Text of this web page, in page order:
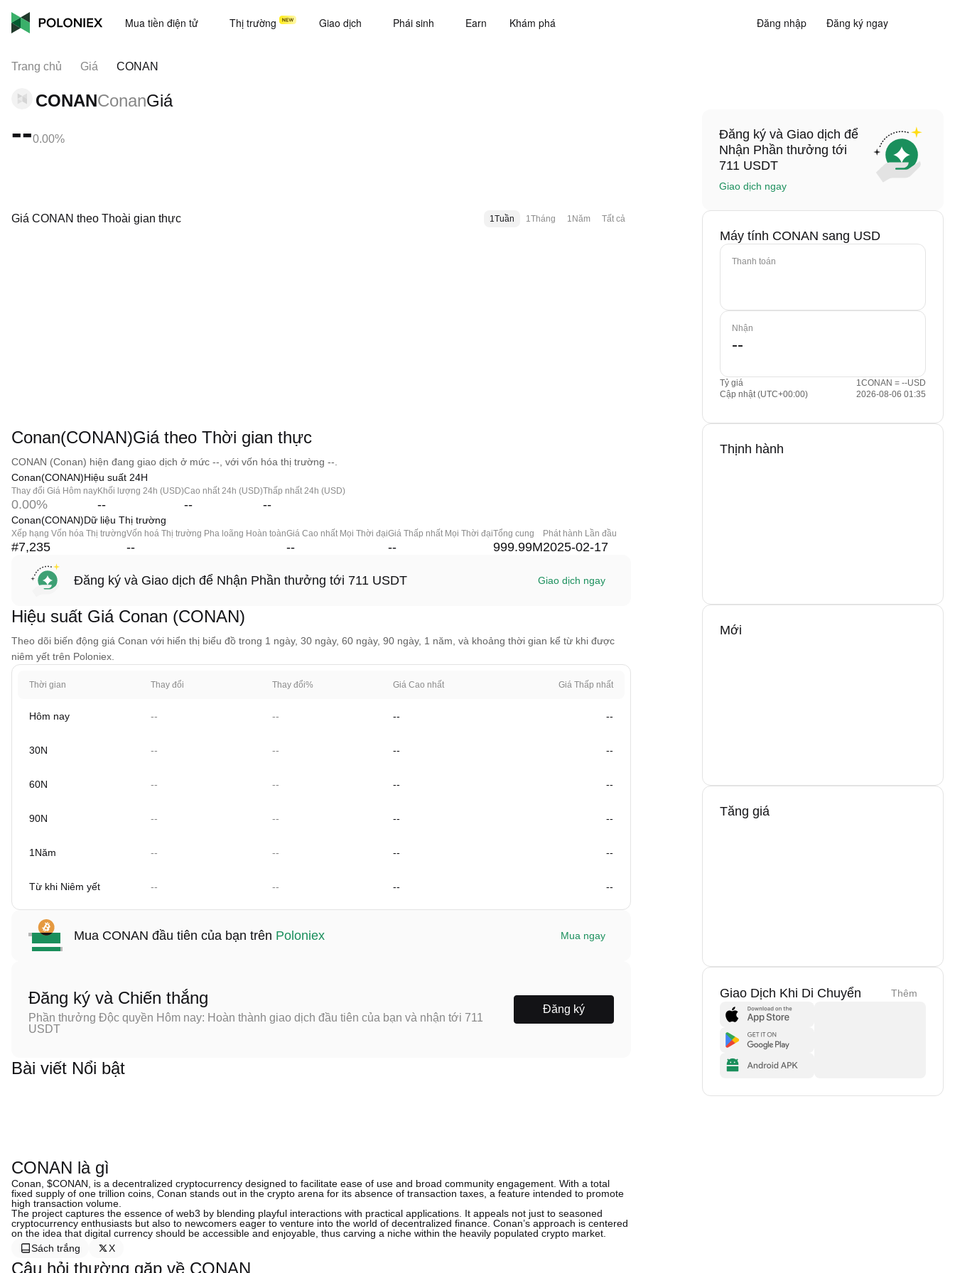
Mua tiền điện tử Thị trường Giao dịch Phái sinh Earn Khám phá Đăng nhập Đăng ký ngay
Trang chủ Giá CONAN
CONANConanGiá
--0.00%
Giá CONAN theo Thoài gian thực 1Tuần 1Tháng 1Năm Tất cả
Conan(CONAN)Giá theo Thời gian thực
CONAN (Conan) hiện đang giao dịch ở mức --, với vốn hóa thị trường --.
Conan(CONAN)Hiệu suất 24H
Thay đổi Giá Hôm nay
0.00%
Khối lượng 24h (USD)
--
Cao nhất 24h (USD)
--
Thấp nhất 24h (USD)
--
Conan(CONAN)Dữ liệu Thị trường
Xếp hạng Vốn hóa Thị trường
#7,235
Vốn hoá Thị trường Pha loãng Hoàn toàn
--
Giá Cao nhất Mọi Thời đại
--
Giá Thấp nhất Mọi Thời đại
--
Tổng cung
999.99M
Phát hành Lần đầu
2025-02-17
Đăng ký và Giao dịch để Nhận Phần thưởng tới 711 USDT Giao dịch ngay
Hiệu suất Giá Conan (CONAN)
Theo dõi biến động giá Conan với hiển thị biểu đồ trong 1 ngày, 30 ngày, 60 ngày, 90 ngày, 1 năm, và khoảng thời gian kể từ khi được
niêm yết trên Poloniex.
Thời gian Thay đổi Thay đổi% Giá Cao nhất Giá Thấp nhất
Hôm nay -- -- -- --
30N -- -- -- --
60N -- -- -- --
90N -- -- -- --
1Năm -- -- -- --
Từ khi Niêm yết -- -- -- --
Mua CONAN đầu tiên của bạn trên Poloniex Mua ngay
Đăng ký và Chiến thắng
Phần thưởng Độc quyền Hôm nay: Hoàn thành giao dịch đầu tiên của bạn và nhận tới 711
USDT
Đăng ký
Bài viết Nổi bật
CONAN là gì
Conan, $CONAN, is a decentralized cryptocurrency designed to facilitate ease of use and broad community engagement. With a total
fixed supply of one trillion coins, Conan stands out in the crypto arena for its absence of transaction taxes, a feature intended to promote
high transaction volume.
The project captures the essence of web3 by blending playful interactions with practical applications. It appeals not just to seasoned
cryptocurrency enthusiasts but also to newcomers eager to venture into the world of decentralized finance. Conan’s approach is centered
on the idea that digital currency should be accessible and enjoyable, thus carving a niche within the heavily populated crypto market.
Sách trắng
X
Câu hỏi thường gặp về CONAN
Đăng ký và Giao dịch để
Nhận Phần thưởng tới
711 USDT
Giao dịch ngay
Máy tính CONAN sang USD
Thanh toán
Nhận
Tỷ giá
1CONAN = --USD
Cập nhật (UTC+00:00)
2026-08-06 01:35
Thịnh hành
Mới
Tăng giá
Giao Dịch Khi Di Chuyển Thêm